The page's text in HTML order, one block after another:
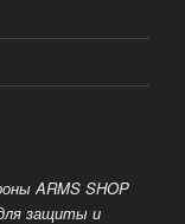
ARMS SHOP
защиты и